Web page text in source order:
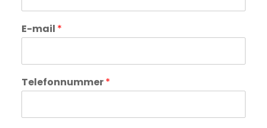
E-mail *
Telefonnummer*